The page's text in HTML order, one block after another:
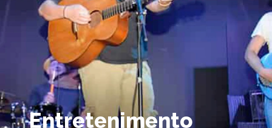
Entretenimento